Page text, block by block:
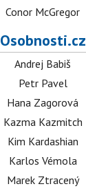
Conor McGregor
Osobnosti.cz
Andrej Babiš
Petr Pavel
Hana Zagorová
Kazma Kazmitch
Kim Kardashian
Karlos Vémola
Marek Ztracený